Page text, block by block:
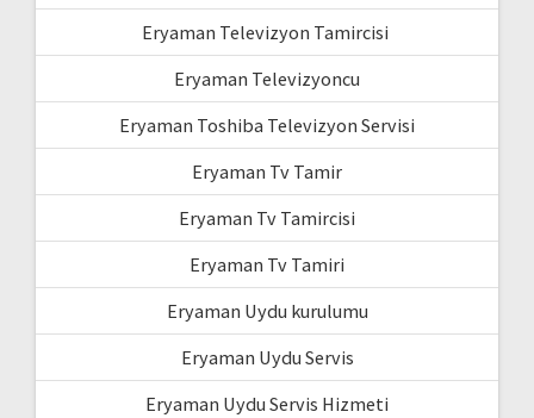
Eryaman Televizyon Tamircisi
Eryaman Televizyoncu
Eryaman Toshiba Televizyon Servisi
Eryaman Tv Tamir
Eryaman Tv Tamircisi
Eryaman Tv Tamiri
Eryaman Uydu kurulumu
Eryaman Uydu Servis
Eryaman Uydu Servis Hizmeti